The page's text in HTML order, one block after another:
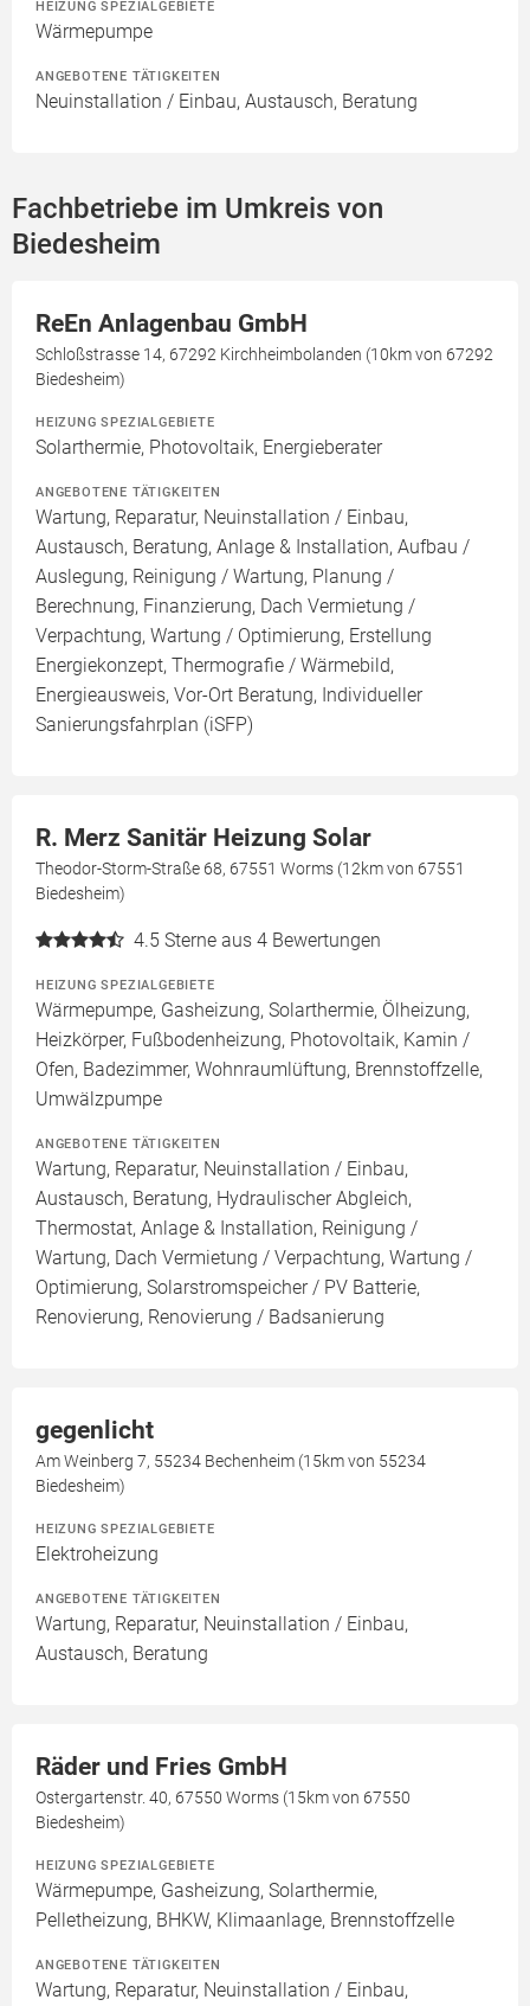
HEIZUNG SPEZIALGEBIETE
Wärmepumpe
ANGEBOTENE TÄTIGKEITEN
Neuinstallation / Einbau, Austausch, Beratung
Fachbetriebe im Umkreis von
Biedesheim
ReEn Anlagenbau GmbH
Schloßstrasse 14, 67292 Kirchheimbolanden (10km von 67292
Biedesheim)
HEIZUNG SPEZIALGEBIETE
Solarthermie, Photovoltaik, Energieberater
ANGEBOTENE TÄTIGKEITEN
Wartung, Reparatur, Neuinstallation / Einbau,
Austausch, Beratung, Anlage & Installation, Aufbau /
Auslegung, Reinigung / Wartung, Planung /
Berechnung, Finanzierung, Dach Vermietung /
Verpachtung, Wartung / Optimierung, Erstellung
Energiekonzept, Thermografie / Wärmebild,
Energieausweis, Vor-Ort Beratung, Individueller
Sanierungsfahrplan (iSFP)
R. Merz Sanitär Heizung Solar
Theodor-Storm-Straße 68, 67551 Worms (12km von 67551
Biedesheim)
4.5 Sterne aus 4 Bewertungen
HEIZUNG SPEZIALGEBIETE
Wärmepumpe, Gasheizung, Solarthermie, Ölheizung,
Heizkörper, Fußbodenheizung, Photovoltaik, Kamin /
Ofen, Badezimmer, Wohnraumlüftung, Brennstoffzelle,
Umwälzpumpe
ANGEBOTENE TÄTIGKEITEN
Wartung, Reparatur, Neuinstallation / Einbau,
Austausch, Beratung, Hydraulischer Abgleich,
Thermostat, Anlage & Installation, Reinigung /
Wartung, Dach Vermietung / Verpachtung, Wartung /
Optimierung, Solarstromspeicher / PV Batterie,
Renovierung, Renovierung / Badsanierung
gegenlicht
Am Weinberg 7, 55234 Bechenheim (15km von 55234
Biedesheim)
HEIZUNG SPEZIALGEBIETE
Elektroheizung
ANGEBOTENE TÄTIGKEITEN
Wartung, Reparatur, Neuinstallation / Einbau,
Austausch, Beratung
Räder und Fries GmbH
Ostergartenstr. 40, 67550 Worms (15km von 67550
Biedesheim)
HEIZUNG SPEZIALGEBIETE
Wärmepumpe, Gasheizung, Solarthermie,
Pelletheizung, BHKW, Klimaanlage, Brennstoffzelle
ANGEBOTENE TÄTIGKEITEN
Wartung, Reparatur, Neuinstallation / Einbau,